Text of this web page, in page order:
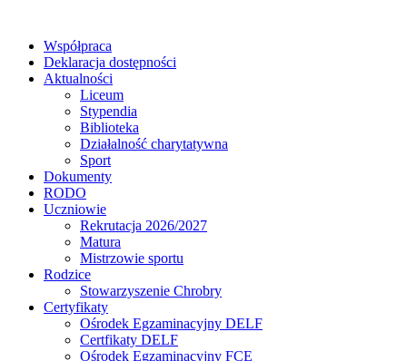
Współpraca
Deklaracja dostępności
Aktualności
Liceum
Stypendia
Biblioteka
Działalność charytatywna
Sport
Dokumenty
RODO
Uczniowie
Rekrutacja 2026/2027
Matura
Mistrzowie sportu
Rodzice
Stowarzyszenie Chrobry
Certyfikaty
Ośrodek Egzaminacyjny DELF
Certfikaty DELF
Ośrodek Egzaminacyjny FCE